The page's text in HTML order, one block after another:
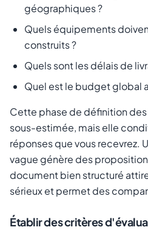
géographiques ?
Quels équipements
construits ?
Quels sont les délais de
Quel est le budget global
Cette phase de définition
sous-estimée, mais elle
réponses que vous recevrez.
vague génère des
document bien structuré
sérieux et permet des
Établir des critères